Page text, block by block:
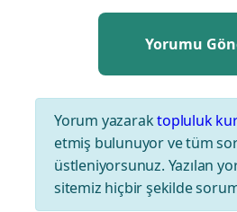
Yorum yazaraktopluluk
etmiş bulunuyor ve tüm
üstleniyorsunuz. Yazılan
sitemiz hiçbir şekilde